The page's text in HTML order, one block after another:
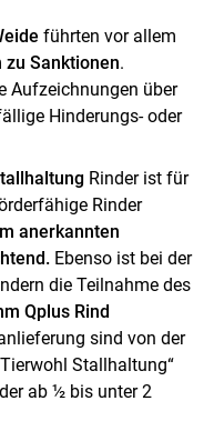
führten vor allem
Sanktionen.
Aufzeichnungen über
Hinderungs- oder
Rinder ist für
Rinder
anerkannten
Ebenso ist bei der
die Teilnahme des
Qplus Rind
sind von der
Stallhaltung“
ab ½ bis unter 2